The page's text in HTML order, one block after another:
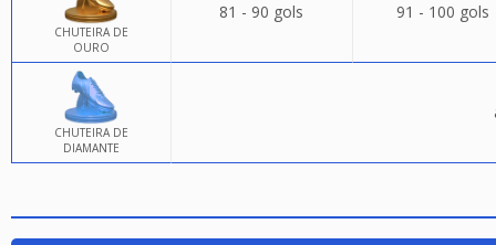
CHUTEIRA DE
OURO
81 - 90 gols 91 - 100 gols
CHUTEIRA DE
DIAMANTE